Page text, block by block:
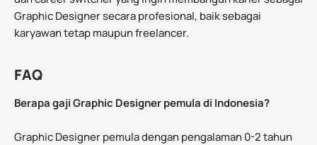
Graphic Designer secara profesional, baik sebagai
karyawan tetap maupun freelancer.
FAQ
Berapa gaji Graphic Designer pemula di Indonesia?
Graphic Designer pemula dengan pengalaman 0-2 tahun